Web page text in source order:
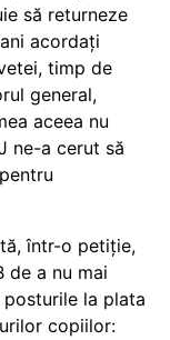
să returneze
acordați
timp de
general,
aceea nu
ne-a cerut să
într-o petiție,
de a nu mai
la plata
copiilor: